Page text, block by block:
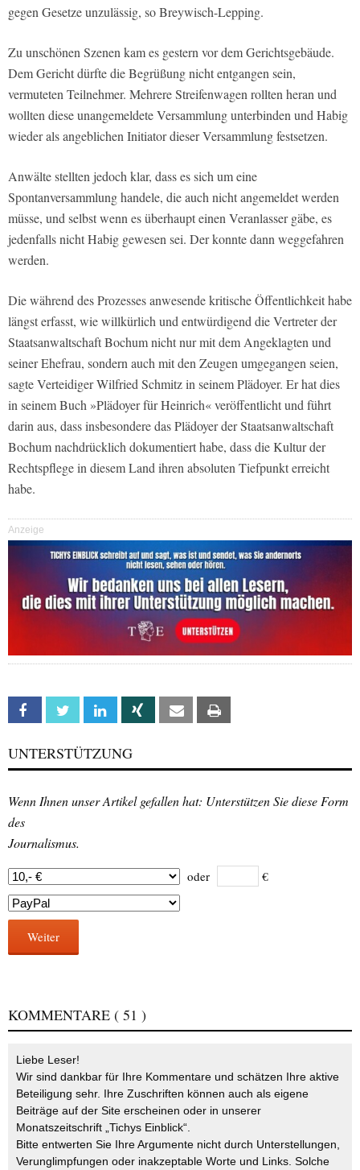
gegen Gesetze unzulässig, so Breywisch-Lepping.
Zu unschönen Szenen kam es gestern vor dem Gerichtsgebäude.
Dem Gericht dürfte die Begrüßung nicht entgangen sein,
vermuteten Teilnehmer. Mehrere Streifenwagen rollten heran und
wollten diese unangemeldete Versammlung unterbinden und Habig
wieder als angeblichen Initiator dieser Versammlung festsetzen.
Anwälte stellten jedoch klar, dass es sich um eine
Spontanversammlung handele, die auch nicht angemeldet werden
müsse, und selbst wenn es überhaupt einen Veranlasser gäbe, es
jedenfalls nicht Habig gewesen sei. Der konnte dann weggefahren
werden.
Die während des Prozesses anwesende kritische Öffentlichkeit habe
längst erfasst, wie willkürlich und entwürdigend die Vertreter der
Staatsanwaltschaft Bochum nicht nur mit dem Angeklagten und
seiner Ehefrau, sondern auch mit den Zeugen umgegangen seien,
sagte Verteidiger Wilfried Schmitz in seinem Plädoyer. Er hat dies
in seinem Buch »Plädoyer für Heinrich« veröffentlicht und führt
darin aus, dass insbesondere das Plädoyer der Staatsanwaltschaft
Bochum nachdrücklich dokumentiert habe, dass die Kultur der
Rechtspflege in diesem Land ihren absoluten Tiefpunkt erreicht
habe.
Anzeige
Facebook Twitter Linkedin Xing Email
UNTERSTÜTZUNG
Wenn Ihnen unser Artikel gefallen hat: Unterstützen Sie diese Form
des
Journalismus.
oder €
Weiter
KOMMENTARE ( 51 )
Liebe Leser!
Wir sind dankbar für Ihre Kommentare und schätzen Ihre aktive
Beteiligung sehr. Ihre Zuschriften können auch als eigene
Beiträge auf der Site erscheinen oder in unserer
Monatszeitschrift „Tichys Einblick“.
Bitte entwerten Sie Ihre Argumente nicht durch Unterstellungen,
Verunglimpfungen oder inakzeptable Worte und Links. Solche